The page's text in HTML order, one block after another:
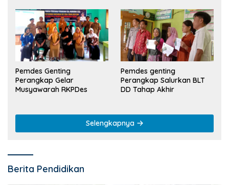
Pemdes Genting
Perangkap Gelar
Musyawarah RKPDes
Pemdes genting
Perangkap Salurkan BLT
DD Tahap Akhir
Selengkapnya
Berita Pendidikan